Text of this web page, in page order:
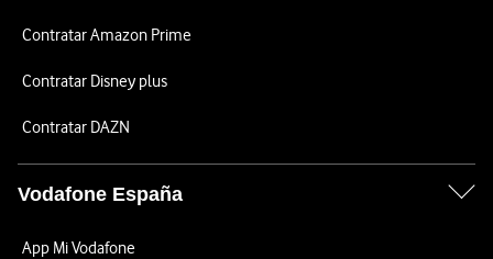
Contratar Amazon Prime
Contratar Disney plus
Contratar DAZN
Vodafone España
App Mi Vodafone